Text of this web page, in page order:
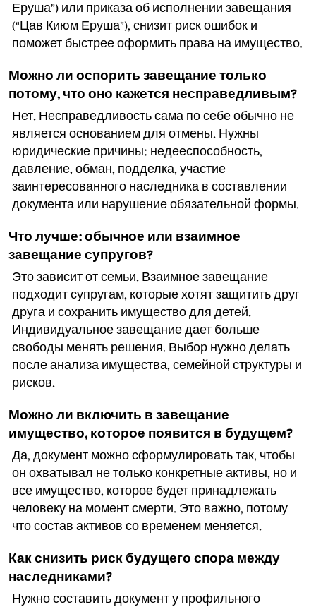
Еруша”) или приказа об исполнении завещания
(“Цав Киюм Еруша”), снизит риск ошибок и
поможет быстрее оформить права на имущество.
Можно ли оспорить завещание только
потому, что оно кажется несправедливым?
Нет. Несправедливость сама по себе обычно не
является основанием для отмены. Нужны
юридические причины: недееспособность,
давление, обман, подделка, участие
заинтересованного наследника в составлении
документа или нарушение обязательной формы.
Что лучше: обычное или взаимное
завещание супругов?
Это зависит от семьи. Взаимное завещание
подходит супругам, которые хотят защитить друг
друга и сохранить имущество для детей.
Индивидуальное завещание дает больше
свободы менять решения. Выбор нужно делать
после анализа имущества, семейной структуры и
рисков.
Можно ли включить в завещание
имущество, которое появится в будущем?
Да, документ можно сформулировать так, чтобы
он охватывал не только конкретные активы, но и
все имущество, которое будет принадлежать
человеку на момент смерти. Это важно, потому
что состав активов со временем меняется.
Как снизить риск будущего спора между
наследниками?
Нужно составить документ у профильного